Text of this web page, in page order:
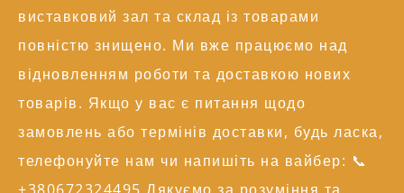
виставковий зал та склад із товарами
повністю знищено. Ми вже працюємо над
відновленням роботи та доставкою нових
товарів. Якщо у вас є питання щодо
замовлень або термінів доставки, будь ласка,
телефонуйте нам чи напишіть на вайбер: 📞
Техподдержка
+38 (050) 246-17-15
info@alexgroupe.com
Больше информации